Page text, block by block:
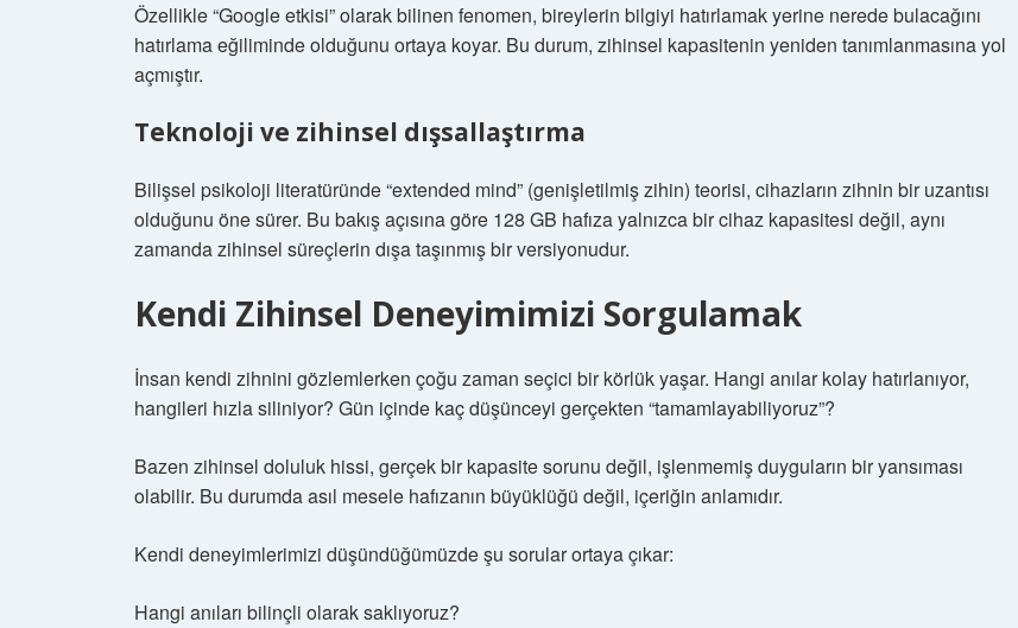
Özellikle “Google etkisi” olarak bilinen fenomen, bireylerin bilgiyi hatırlamak yerine nerede bulacağını
hatırlama eğiliminde olduğunu ortaya koyar. Bu durum, zihinsel kapasitenin yeniden tanımlanmasına yol
açmıştır.
Teknoloji ve zihinsel dışsallaştırma
Bilişsel psikoloji literatüründe “extended mind” (genişletilmiş zihin) teorisi, cihazların zihnin bir uzantısı
olduğunu öne sürer. Bu bakış açısına göre 128 GB hafıza yalnızca bir cihaz kapasitesi değil, aynı
zamanda zihinsel süreçlerin dışa taşınmış bir versiyonudur.
Kendi Zihinsel Deneyimimizi Sorgulamak
İnsan kendi zihnini gözlemlerken çoğu zaman seçici bir körlük yaşar. Hangi anılar kolay hatırlanıyor,
hangileri hızla siliniyor? Gün içinde kaç düşünceyi gerçekten “tamamlayabiliyoruz”?
Bazen zihinsel doluluk hissi, gerçek bir kapasite sorunu değil, işlenmemiş duyguların bir yansıması
olabilir. Bu durumda asıl mesele hafızanın büyüklüğü değil, içeriğin anlamıdır.
Kendi deneyimlerimizi düşündüğümüzde şu sorular ortaya çıkar:
Hangi anıları bilinçli olarak saklıyoruz?